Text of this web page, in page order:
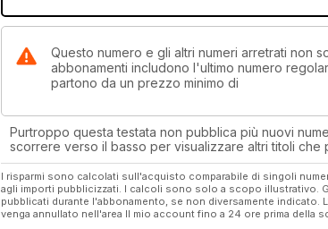
Questo numero e gli altri numeri arretrati non
abbonamenti includono l'ultimo numero
partono da un prezzo minimo di
Purtroppo questa testata non pubblica più nuovi
scorrere verso il basso per visualizzare altri titoli che
I risparmi sono calcolati sull'acquisto comparabile di singoli
agli importi pubblicizzati. I calcoli sono solo a scopo illustrativo.
pubblicati durante l'abbonamento, se non diversamente
venga annullato nell'area Il mio account fino a 24 ore prima della